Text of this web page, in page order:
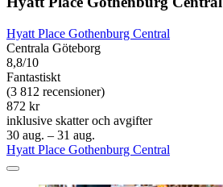
Hyatt Place Gothenburg Central
Centrala Göteborg
8,8/10
Fantastiskt
(3 812 recensioner)
872 kr
inklusive skatter och avgifter
30 aug. – 31 aug.
Hyatt Place Gothenburg Central